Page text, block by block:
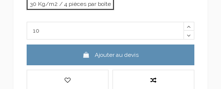
30 Kg/m2 / 4 pièces par boîte
Ajouter au devis